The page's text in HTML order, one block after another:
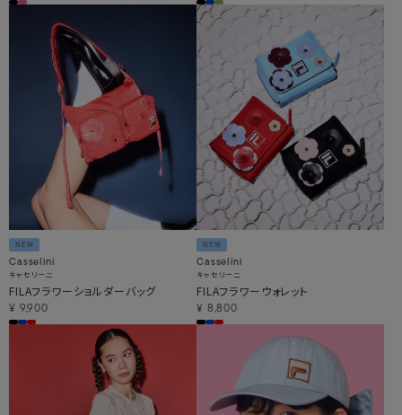
NEW
Casselini
キャセリーニ
FILAフラワーショルダーバッグ
¥ 9,900
NEW
Casselini
キャセリーニ
FILAフラワーウォレット
¥ 8,800